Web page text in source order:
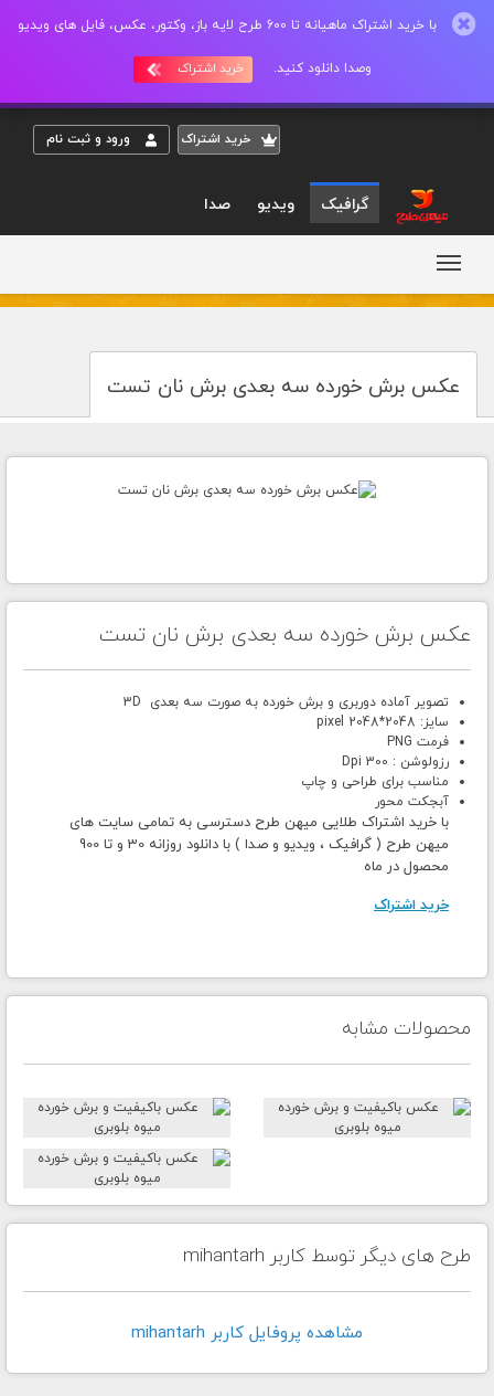
با خرید اشتراک ماهیانه تا 600 طرح لایه باز، وکتور، عکس، فایل های ویدیو
وصدا دانلود کنید. خرید اشتراک
خريد اشتراک ورود و ثبت نام
گرافیک ویدیو صدا
عکس برش خورده سه بعدی برش نان تست
عکس برش خورده سه بعدی برش نان تست
تصویر آماده دوربری و برش خورده به صورت سه بعدی 3D
سایز: 2048*2048 pixel
فرمت PNG
رزولوشن : 300 Dpi
مناسب برای طراحی و چاپ
آبجکت محور
با خرید اشتراک طلایی میهن طرح دسترسی به تمامی سایت های
میهن طرح ( گرافیک ، ویدیو و صدا ) با دانلود روزانه 30 و تا 900
محصول در ماه
خرید اشتراک
محصولات مشابه
طرح های دیگر توسط کاربر mihantarh
مشاهده پروفايل کاربر mihantarh